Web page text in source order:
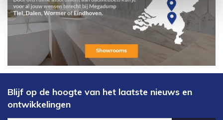
Blijf op de hoogte van het laatste nieuws en
ontwikkelingen